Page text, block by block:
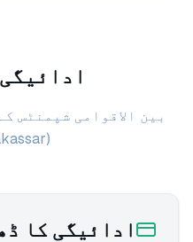
بین الاقوامی شپمنٹس
(FOB Makassar).
ادائیگی کا